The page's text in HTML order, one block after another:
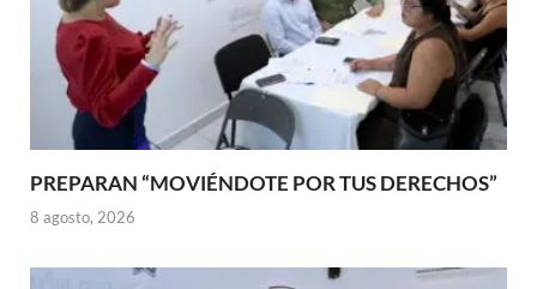
PREPARAN “MOVIÉNDOTE POR TUS DERECHOS”
8 agosto, 2026